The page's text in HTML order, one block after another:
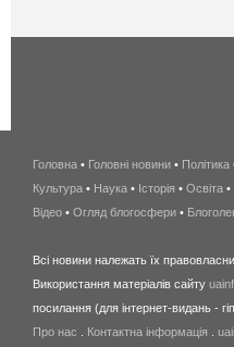
Головна • Головні новини • Політика
Культура • Наука • Історія • Освіта •
Відео • Огляд блогосфери •
Всі новини належать їх
Використання матеріалів сайту
посилання (для інтернет-видань -
Про нас
Контактна інформація